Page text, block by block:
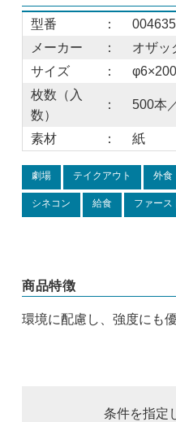
型番 ：
メーカー
：
オザッ
サイズ
：
枚数（入
数）
： 500本
素材 ： 紙
劇場 テイクアウト 外食
シネコン 給食 ファース
商品特徴
環境に配慮し、強度にも
条件を指定